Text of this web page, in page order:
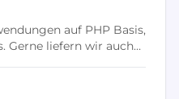
auf PHP Basis,
Gerne liefern wir auch